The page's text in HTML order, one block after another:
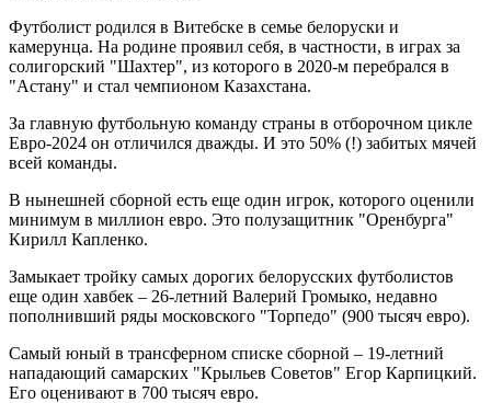
Футболист родился в Витебске в семье белоруски и
камерунца. На родине проявил себя, в частности, в играх за
солигорский "Шахтер", из которого в 2020-м перебрался в
"Астану" и стал чемпионом Казахстана.
За главную футбольную команду страны в отборочном цикле
Евро-2024 он отличился дважды. И это 50% (!) забитых мячей
всей команды.
В нынешней сборной есть еще один игрок, которого оценили
минимум в миллион евро. Это полузащитник "Оренбурга"
Кирилл Капленко.
Замыкает тройку самых дорогих белорусских футболистов
еще один хавбек – 26-летний Валерий Громыко, недавно
пополнивший ряды московского "Торпедо" (900 тысяч евро).
Самый юный в трансферном списке сборной – 19-летний
нападающий самарских "Крыльев Советов" Егор Карпицкий.
Его оценивают в 700 тысяч евро.